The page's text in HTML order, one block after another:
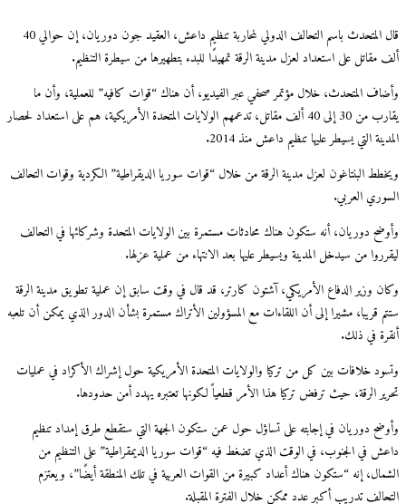
قال المتحدث باسم التحالف الدولي لمحاربة تنظيم داعش، العقيد جون دوريان، إن حوالي 40
ألف مقاتل على استعداد لعزل مدينة الرقة تمهيدًا للبدء بتطهيرها من سيطرة التنظيم.
وأضاف المتحدث، خلال مؤتمر صحفي عبر الفيديو، أن هناك “قوات كافيه” للعملية، وأن ما
يقارب من 30 إلى 40 ألف مقاتل، تدعمهم الولايات المتحدة الأمريكية، هم على استعداد لحصار
المدينة التي يسيطر عليها تنظيم داعش منذ 2014.
ويخطط البنتاغون لعزل مدينة الرقة من خلال “قوات سوريا الديقراطية” الكردية وقوات التحالف
السوري العربي.
وأوضح دوريان، أنه ستكون هناك محادثات مستمرة بين الولايات المتحدة وشركائها في التحالف
ليقرروا من سيدخل المدينة ويسيطر عليها بعد الانتهاء من عملية عزلها.
وكان وزير الدفاع الأمريكي، آشتون كارتر، قد قال في وقت سابق إن عملية تطويق مدينة الرقة
ستتم قريبا، مشيرا إلى أن اللقاءات مع المسؤولين الأتراك مستمرة بشأن الدور الذي يمكن أن تلعبه
أنقرة في ذلك.
وتسود خلافات بين كل من تركيا والولايات المتحدة الأمريكية حول إشراك الأكراد في عمليات
تحرير الرقة، حيث ترفض تركيا هذا الأمر قطعياً لكونها تعتبره يهدد أمن حدودها.
وأوضح دوريان في إجابته على تساؤل حول عمن ستكون الجهة التي ستقطع طرق إمداد تنظيم
داعش في الجنوب، في الوقت الذي تضغط فيه “قوات سوريا الديمقراطية” على التنظيم من
الشمال، إنه “ستكون هناك أعداد كبيرة من القوات العربية في تلك المنطقة أيضًا”، ويعتزم
التحالف تدريب أكبر عدد ممكن خلال الفترة المقبلة.